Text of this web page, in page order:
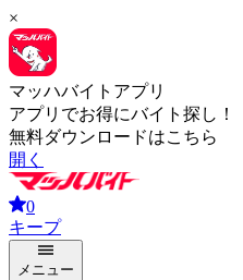
×
マッハバイトアプリ
アプリでお得にバイト探し！
無料ダウンロードはこちら
開く
0
キープ
メニュー